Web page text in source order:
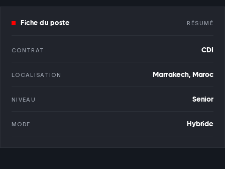
Fiche du poste RÉSUMÉ
CONTRAT CDI
LOCALISATION Marrakech, Maroc
NIVEAU Senior
MODE Hybride